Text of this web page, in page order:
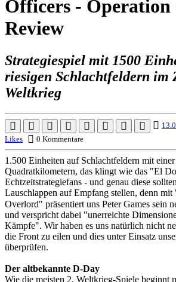
Officers -
Review
Strategiespiel mit 1500
riesigen Schlachtfeldern im
Weltkrieg
Likes
0 Kommentare
1.500 Einheiten auf Schlachtfeldern mit
Quadratkilometern, das klingt wie das "El
Echtzeitstrategiefans - und genau diese
Lauschlappen auf Empfang stellen, denn mit
Overlord" präsentiert uns Peter Games sein
und verspricht dabei "unerreichte
Kämpfe". Wir haben es uns natürlich nicht
die Front zu eilen und dies unter Einsatz
überprüfen.
Der altbekannte D-Day
Wie die meisten 2. Weltkrieg-Spiele beginnt